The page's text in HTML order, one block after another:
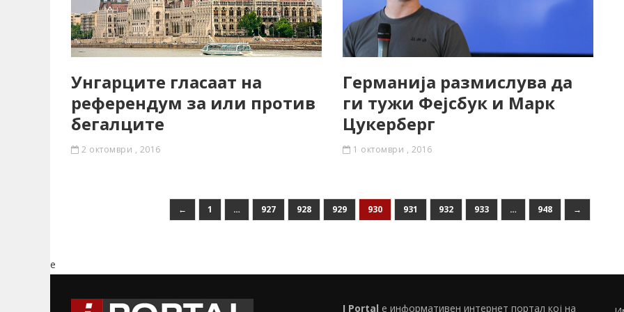
Унгарците гласаат на
референдум за или против
бегалците
2 октомври , 2016
Германија размислува да
ги тужи Фејсбук и Марк
Цукерберг
1 октомври , 2016
← 1 … 927 928 929 930 931 932 933 … 948 →
e
I Portal е информативен интернет портал кој на